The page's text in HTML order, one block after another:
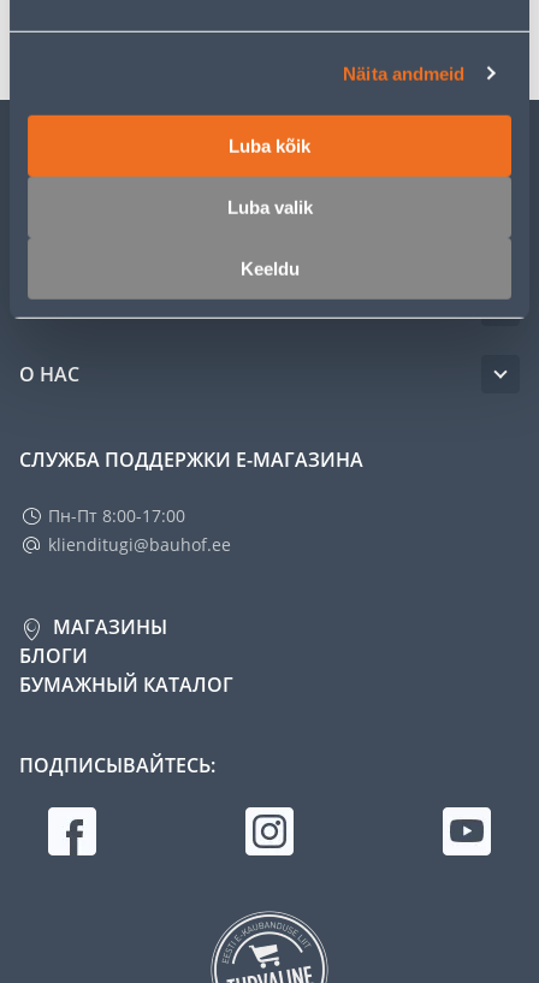
Näita andmeid
Luba kõik
Luba valik
Keeldu
ОБСЛУЖИВАНИЕ ЧАСТНЫХ КЛИЕНТОВ
УСЛУГИ
КЛУБ МАСТЕРОВ
О НАС
СЛУЖБА ПОДДЕРЖКИ Е-МАГАЗИНА
Пн-Пт 8:00-17:00
klienditugi@bauhof.ee
МАГАЗИНЫ
БЛОГИ
БУМАЖНЫЙ КАТАЛОГ
ПОДПИСЫВАЙТЕСЬ: